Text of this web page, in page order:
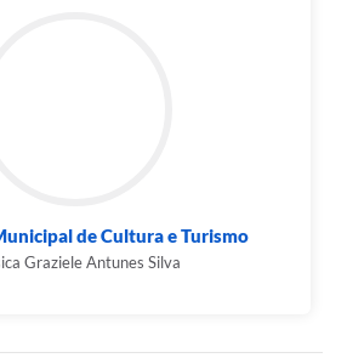
de Cultura e Turismo
Graziele Antunes Silva